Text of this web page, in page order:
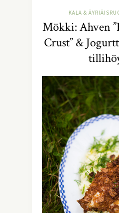
KALA &
Mökki: Ahven
Crust” &